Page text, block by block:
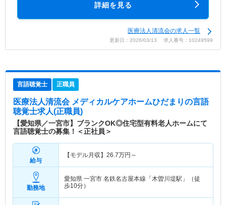
詳細を見る
医療法人清流会の求人一覧
更新日：2026/03/13 求人番号：10249599
言語聴覚士 正職員
医療法人清流会 メディカルケアホームひだまりの言語
聴覚士求人(正職員)
【愛知県／一宮市】ブランクOK◎住宅型有料老人ホームにて
言語聴覚士の募集！＜正社員＞
給与
【モデル月収】 26.7万円～
勤務地
愛知県 一宮市 名鉄名古屋本線「木曽川堤駅」（徒
歩10分）